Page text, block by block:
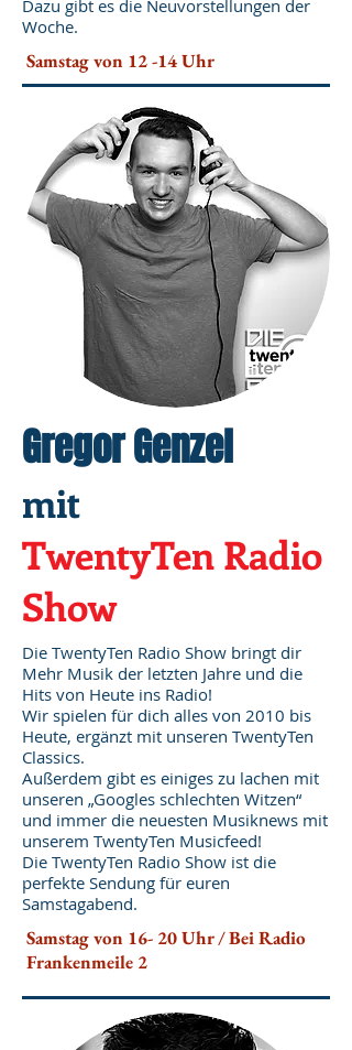
Dazu gibt es die Neuvorstellungen der
Woche.
Samstag von 12 -14 Uhr
Gregor Genzel
mit
TwentyTen Radio
Show
Die TwentyTen Radio Show bringt dir
Mehr Musik der letzten Jahre und die
Hits von Heute ins Radio!
Wir spielen für dich alles von 2010 bis
Heute, ergänzt mit unseren TwentyTen
Classics.
Außerdem gibt es einiges zu lachen mit
unseren „Googles schlechten Witzen“
und immer die neuesten Musiknews mit
unserem TwentyTen Musicfeed!
Die TwentyTen Radio Show ist die
perfekte Sendung für euren
Samstagabend.
Samstag von 16- 20 Uhr / Bei Radio
Frankenmeile 2